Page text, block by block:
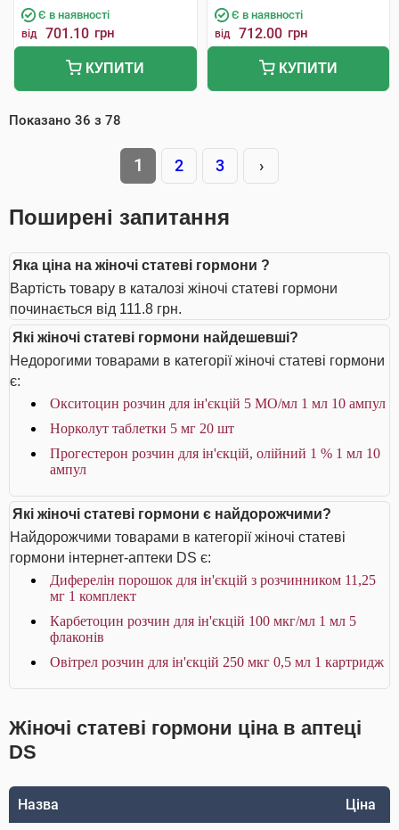
Є в наявності
від 701.10 грн
КУПИТИ
Є в наявності
від 712.00 грн
КУПИТИ
Показано 36 з 78
1 2 3 ›
Поширені запитання
Яка ціна на жіночі статеві гормони ?
Вартість товару в каталозі жіночі статеві гормони
починається від 111.8 грн.
Які жіночі статеві гормони найдешевші?
Недорогими товарами в категорії жіночі статеві гормони
є:
Окситоцин розчин для ін'єкцій 5 МО/мл 1 мл 10 ампул
Норколут таблетки 5 мг 20 шт
Прогестерон розчин для ін'єкцій, олійний 1 % 1 мл 10
ампул
Які жіночі статеві гормони є найдорожчими?
Найдорожчими товарами в категорії жіночі статеві
гормони інтернет-аптеки DS є:
Диферелін порошок для ін'єкцій з розчинником 11,25
мг 1 комплект
Карбетоцин розчин для ін'єкцій 100 мкг/мл 1 мл 5
флаконів
Овітрел розчин для ін'єкцій 250 мкг 0,5 мл 1 картридж
Жіночі статеві гормони ціна в аптеці
DS
Назва Ціна